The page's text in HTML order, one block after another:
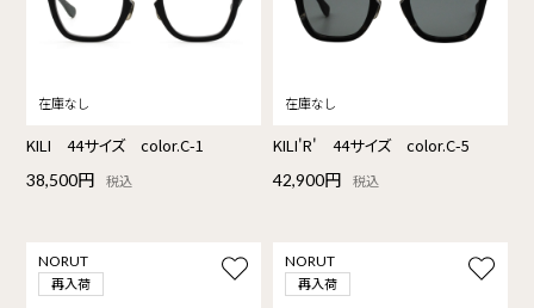
KILI 44サイズ color.C-1
38,500円 税込
KILI'R' 44サイズ color.C-5
42,900円 税込
NORUT
再入荷
NORUT
再入荷